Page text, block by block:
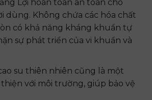
Lợi hoàn toàn an toàn cho
dùng. Không chứa các hóa chất
có khả năng kháng khuẩn tự
sự phát triển của vi khuẩn và
su thiên nhiên cũng là một
với môi trường, giúp bảo vệ